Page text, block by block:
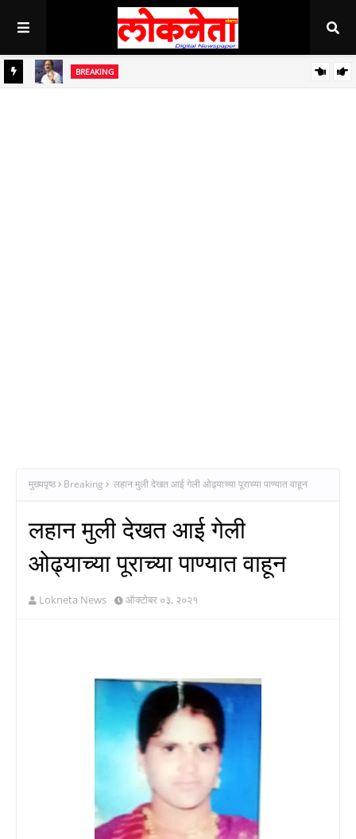
BREAKING
मुख्यपृष्ठ Breaking लहान मुली देखत आई गेली ओढ्याच्या पूराच्या पाण्यात वाहून
लहान मुली देखत आई गेली
ओढ्याच्या पूराच्या पाण्यात वाहून
Lokneta News ऑक्टोबर ०३, २०२१